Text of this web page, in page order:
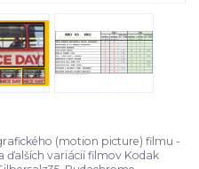
(motion picture) filmu -
ďalších variácií filmov Kodak